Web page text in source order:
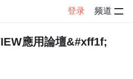
登录 频道
帖子详情
應用論壇&#xff1f;